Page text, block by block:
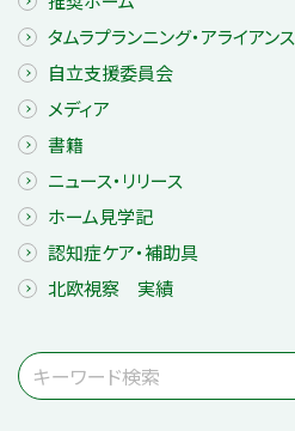
タムラプランニング・アライアンス
自立支援委員会
メディア
書籍
ニュース・リリース
ホーム見学記
認知症ケア・補助具
北欧視察 実績